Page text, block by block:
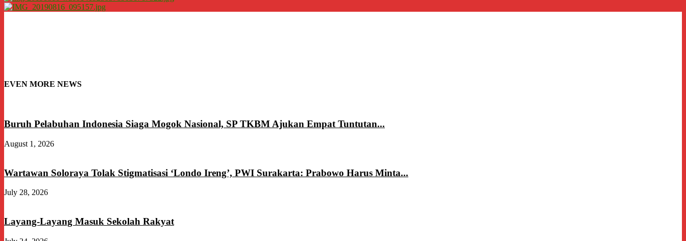
EVEN MORE NEWS
Buruh Pelabuhan Indonesia Siaga Mogok Nasional, SP TKBM Ajukan Empat Tuntutan...
August 1, 2026
Wartawan Soloraya Tolak Stigmatisasi ‘Londo Ireng’, PWI Surakarta: Prabowo Harus Minta...
July 28, 2026
Layang-Layang Masuk Sekolah Rakyat